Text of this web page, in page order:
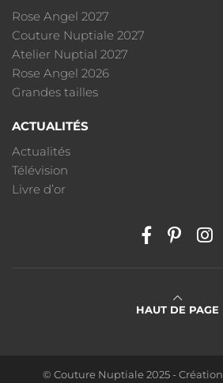
Rose Angel 2027
Couture Nuptiale 2027
Atelier Nuptial 2027
Rose Angel 2026
Grandes tailles
ACTUALITÉS
Actualités
Télévision
Livre d’or
HAUT DE PAGE
© Couture Nuptiale 2025 - Création